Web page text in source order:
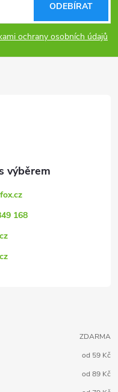
ochrany osobních údajů
ODEBÍRAT
ZDARMA
od 59 Kč
od 89 Kč
168